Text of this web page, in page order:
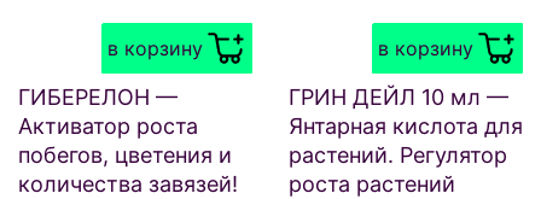
в корзину
ГИБЕРЕЛОН —
Активатор роста
побегов, цветения и
количества завязей!
в корзину
ГРИН ДЕЙЛ 10 мл —
Янтарная кислота для
растений. Регулятор
роста растений